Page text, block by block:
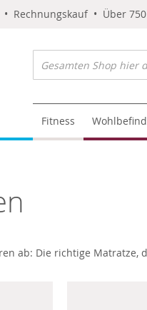
Rechnungskauf • Über
Fitness
ab: Die richtige